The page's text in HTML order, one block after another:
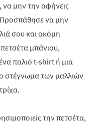
να μην την αφήνεις
να μην
σου και ακόμη
μπάνιου,
παλιό t-shirt ή μια
στέγνωμα των μαλλιών
την πετσέτα,